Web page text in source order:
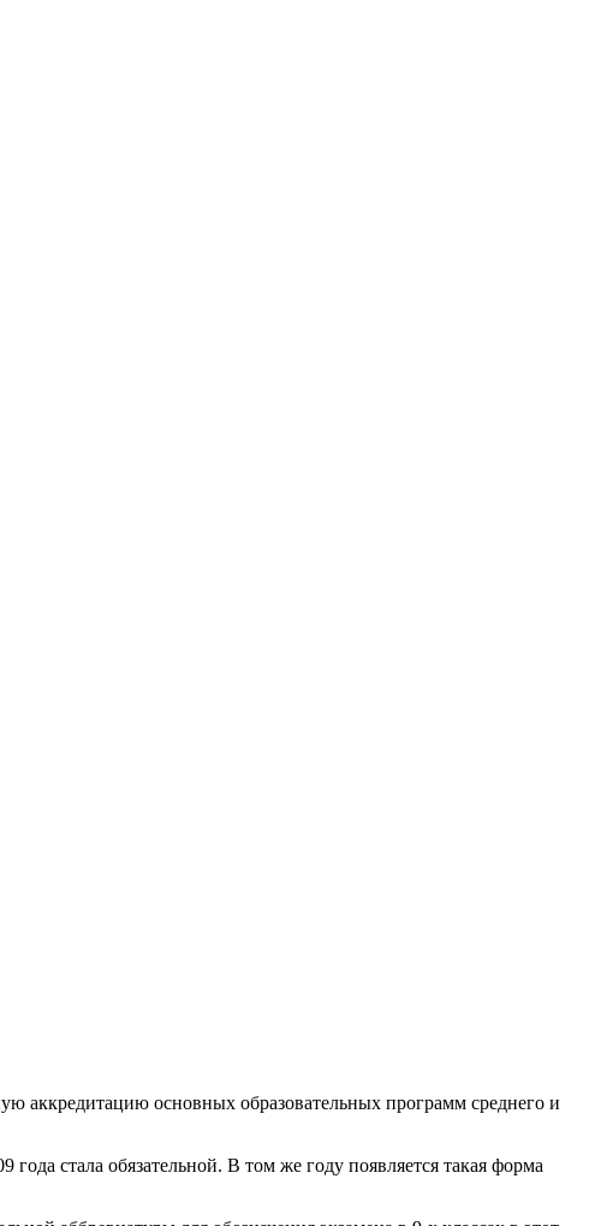
аккредитацию основных образовательных программ среднего и
стала обязательной. В том же году появляется такая форма